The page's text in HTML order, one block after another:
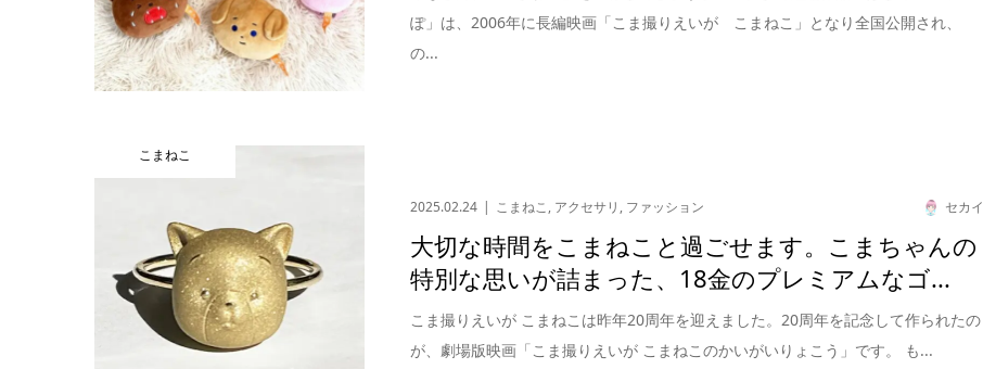
ぽ」は、2006年に長編映画「こま撮りえいが こまねこ」となり全国公開され、
の...
こまねこ
2025.02.24 こまねこ, アクセサリ, ファッション セカイ
大切な時間をこまねこと過ごせます。こまちゃんの
特別な思いが詰まった、18金のプレミアムなゴ...
こま撮りえいが こまねこは昨年20周年を迎えました。20周年を記念して作られたの
が、劇場版映画「こま撮りえいが こまねこのかいがいりょこう」です。 も...